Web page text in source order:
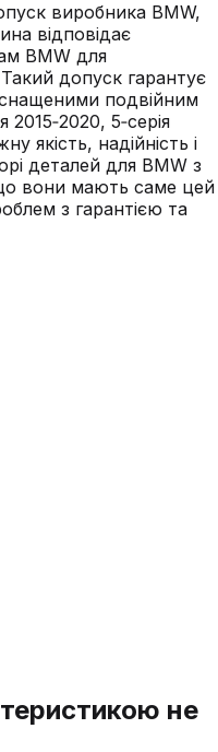
виробника BMW,
відповідає
BMW для
допуск гарантує
подвійним
5‑серія
якість, надійність і
деталей для BMW з
вони мають саме цей
з гарантією та
не